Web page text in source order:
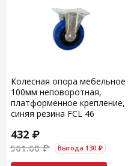
Колесная опора мебельное
100мм неповоротная,
платформенное крепление,
синяя резина FCL 46
432 ₽
561.60 ₽ Выгода 130 ₽